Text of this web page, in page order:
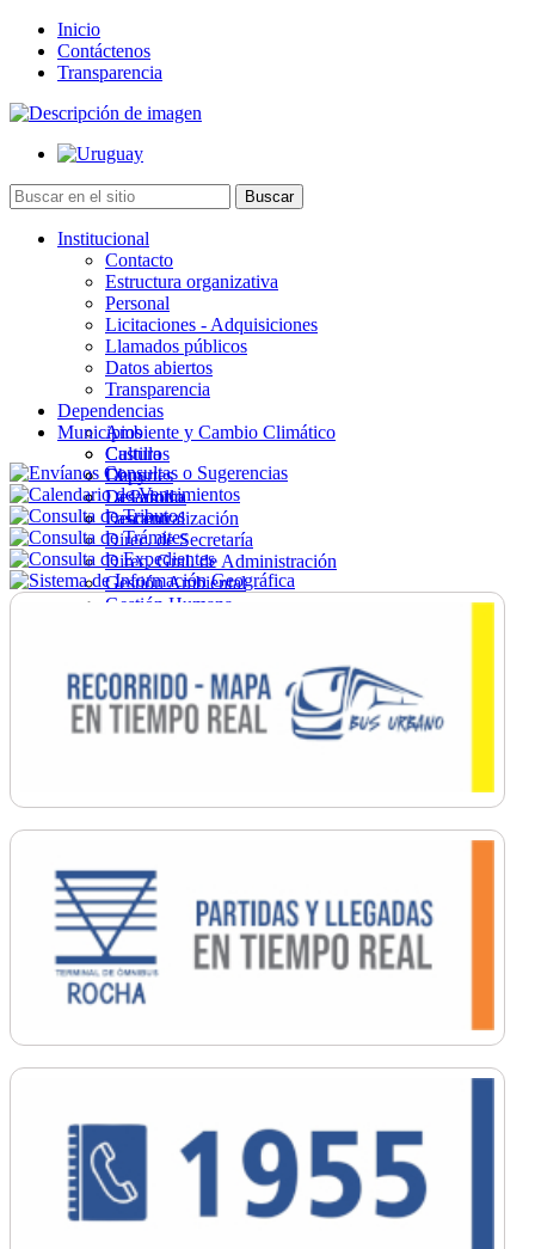
Inicio
Contáctenos
Transparencia
Institucional
Contacto
Estructura organizativa
Personal
Licitaciones - Adquisiciones
Llamados públicos
Datos abiertos
Transparencia
Dependencias
Ambiente y Cambio Climático
Cultura
Deportes
Desarrollo
Descentralización
Direc. de Secretaría
Direc. Gral. de Administración
Gestión Ambiental
Gestión Humana
Ordenamiento
Promoción Social
Salud
Secretaría General
Municipios
Castillos
Chuy
La Paloma
Lascano